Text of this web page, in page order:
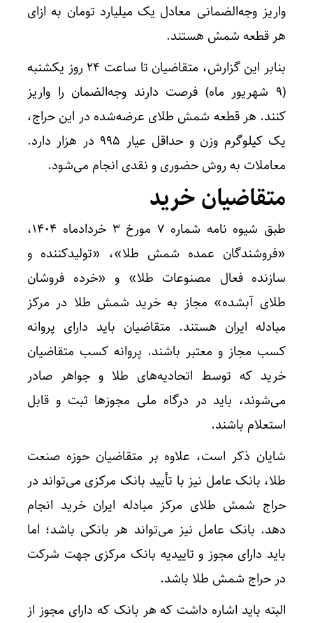
واریز وجه‌الضمانی معادل یک میلیارد تومان به ازای
هر قطعه شمش هستند.
بنابر این گزارش، متقاضیان تا ساعت ۲۴ روز یکشنبه
(۹ شهریور ماه) فرصت دارند وجه‌الضمان را واریز
کنند. هر قطعه شمش طلای عرضه‌شده در این حراج،
یک کیلوگرم وزن و حداقل عیار ۹۹۵ در هزار دارد.
معاملات به روش حضوری و نقدی انجام می‌شود.
متقاضیان خرید
طبق شیوه نامه شماره ۷ مورخ ۳ خردادماه ۱۴۰۴،
«فروشندگان عمده شمش طلا»، «تولیدکننده و
سازنده فعال مصنوعات طلا» و «خرده فروشان
طلای آبشده» مجاز به خرید شمش طلا در مرکز
مبادله ایران هستند. متقاضیان باید دارای پروانه
کسب مجاز و معتبر باشند. پروانه کسب متقاضیان
خرید که توسط اتحادیه‌های طلا و جواهر صادر
می‌شوند، باید در درگاه ملی مجوزها ثبت و قابل
استعلام باشند.
شایان ذکر است، علاوه بر متقاضیان حوزه صنعت
طلا، بانک عامل نیز با تأیید بانک مرکزی می‌تواند در
حراج شمش طلای مرکز مبادله ایران خرید انجام
دهد. بانک عامل نیز می‌تواند هر بانکی باشد؛ اما
باید دارای مجوز و تاییدیه بانک مرکزی جهت شرکت
در حراج شمش طلا باشد.
البته باید اشاره داشت که هر بانک که دارای مجوز از